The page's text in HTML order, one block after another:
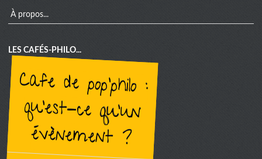
menu
À propos...
LES CAFÉS-PHILO...
cafe de pop'philo :
qu'est-ce qu'un
évènement ?